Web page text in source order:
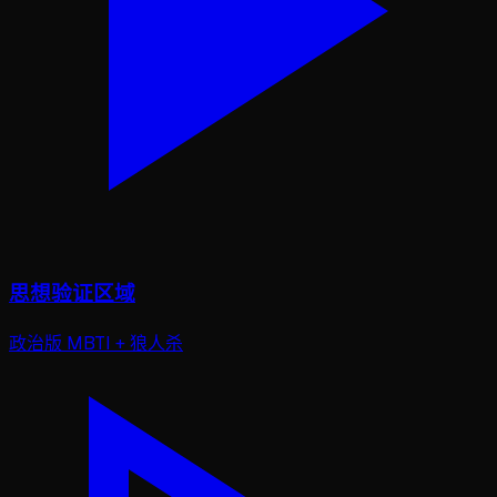
思想验证区域
政治版 MBTI + 狼人杀